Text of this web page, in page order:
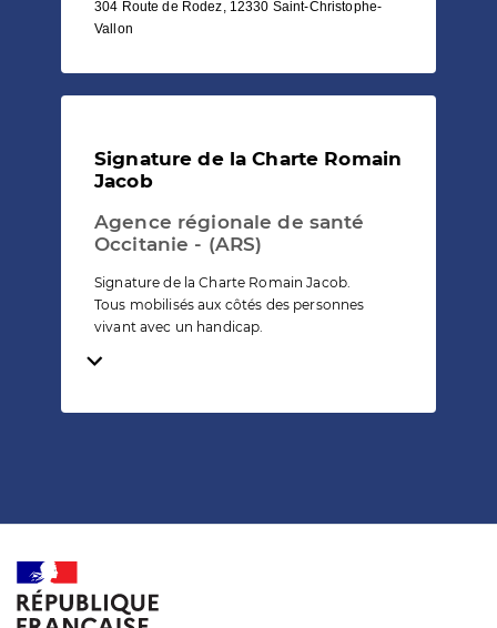
304 Route de Rodez, 12330 Saint-Christophe-
Vallon
Signature de la Charte Romain
Jacob
Agence régionale de santé
Occitanie - (ARS)
Signature de la Charte Romain Jacob.
Tous mobilisés aux côtés des personnes
vivant avec un handicap.
Temps de lecture